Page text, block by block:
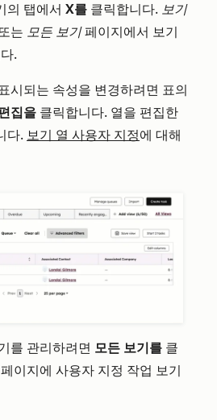
의 탭에서 X를 클릭합니다. 보기
는 모든 보기페이지에서 보기
.
시되는 속성을 변경하려면 표의
집을 클릭합니다. 열을 편집한
다. 보기 열 사용자 지정에 대해
를 관리하려면 모든 보기를 클
이지에 사용자 지정 작업 보기